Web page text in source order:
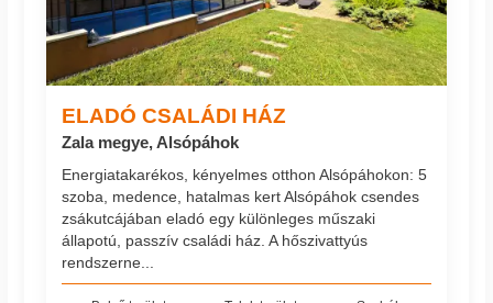
ELADÓ CSALÁDI HÁZ
Zala megye, Alsópáhok
Energiatakarékos, kényelmes otthon Alsópáhokon: 5
szoba, medence, hatalmas kert Alsópáhok csendes
zsákutcájában eladó egy különleges műszaki
állapotú, passzív családi ház. A hőszivattyús
rendszerne...